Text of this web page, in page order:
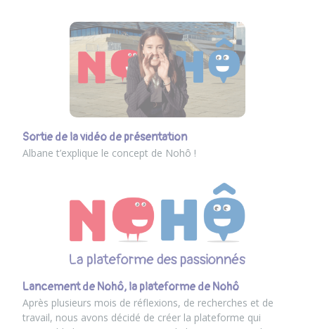
Sortie de la vidéo de présentation
Albane t’explique le concept de Nohô !
Lancement de Nohô, la plateforme de Nohô
Après plusieurs mois de réflexions, de recherches et de
travail, nous avons décidé de créer la plateforme qui